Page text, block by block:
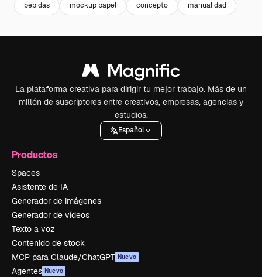
bebidas mockup papel concepto manualidad
La plataforma creativa para dirigir tu mejor trabajo. Más de un
millón de suscriptores entre creativos, empresas, agencias y
estudios.
Español
Productos
Spaces
Asistente de IA
Generador de imágenes
Generador de vídeos
Texto a voz
Contenido de stock
MCP para Claude/ChatGPT Nuevo
Agentes Nuevo